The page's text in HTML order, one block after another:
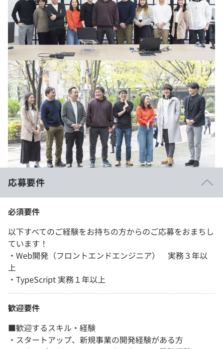
応募要件
必須要件
以下すべてのご経験をお持ちの方からのご応募をおまちし
ています！
・Web開発（フロントエンドエンジニア） 実務３年以
上
・TypeScript 実務１年以上
歓迎要件
■歓迎するスキル・経験
・スタートアップ、新規事業の開発経験がある方